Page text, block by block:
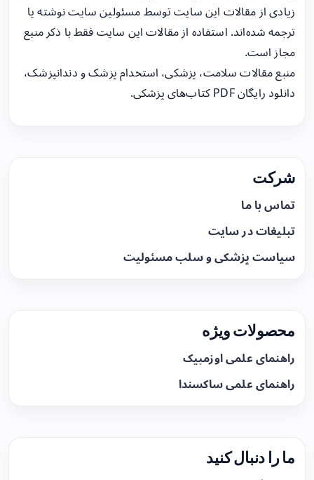
زیادی از مقالات این سایت توسط مسئولین سایت نوشته یا
ترجمه شده‌اند. استفاده از مقالات این سایت فقط با ذکر منبع
مجاز است.
منبع مقالات سلامت، پزشکی، استخدام پزشک و دندانپزشک،
دانلود رایگان PDF کتاب‌های پزشکی.
شرکت
تماس با ما
تبلیغات در سایت
سیاست پزشکی و سلب مسئولیت
محصولات ویژه
راهنمای علمی اوزمپیک
راهنمای علمی ساکسندا
ما را دنبال کنید